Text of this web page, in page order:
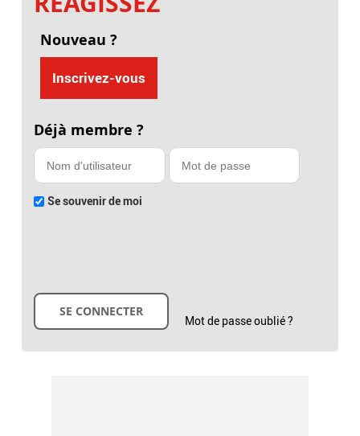
Nouveau ?
Inscrivez-vous
Déjà membre ?
Se souvenir de moi
Mot de passe oublié ?